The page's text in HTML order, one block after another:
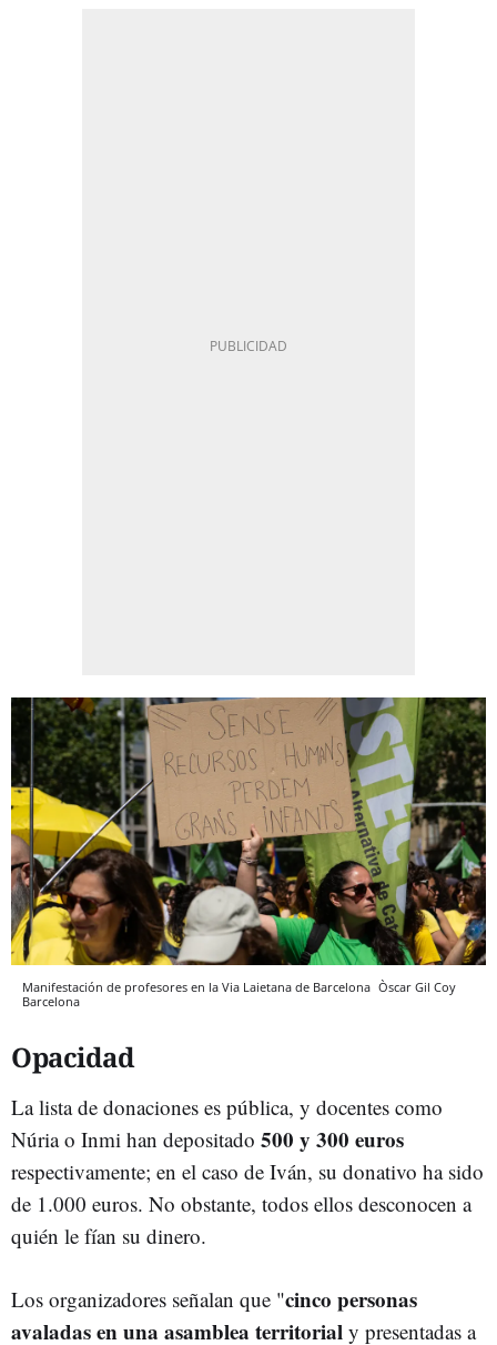
Manifestación de profesores en la Via Laietana de Barcelona Òscar Gil Coy
Barcelona
Opacidad
La lista de donaciones es pública, y docentes como
Núria o Inmi han depositado 500 y 300 euros
respectivamente; en el caso de Iván, su donativo ha sido
de 1.000 euros. No obstante, todos ellos desconocen a
quién le fían su dinero.
Los organizadores señalan que "cinco personas
avaladas en una asamblea territorial y presentadas a